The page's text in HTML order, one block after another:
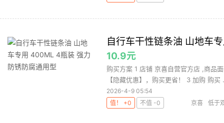
自行车干性链条油 山地车
10.9元
购买方案 1 店铺 京喜自营官方店 ,商品
【隐藏优惠】，购买更省！ 3 加购 购买
2026-4-9 05:54
值！ +0
不值 -0 京喜 低于